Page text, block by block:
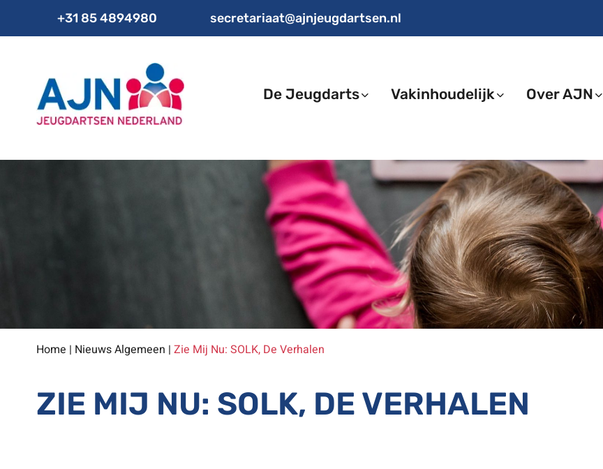
+31 85 4894980 secretariaat@ajnjeugdartsen.nl
De Jeugdarts Vakinhoudelijk Over AJN
Home | Nieuws Algemeen | Zie Mij Nu: SOLK, De Verhalen
ZIE MIJ NU: SOLK, DE VERHALEN